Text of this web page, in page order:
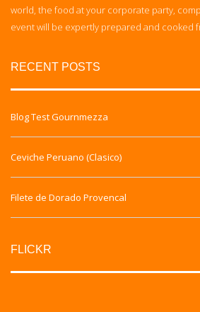
world, the food at your corporate party,
event will be expertly prepared and cooked
RECENT POSTS
Blog Test Gournmezza
Ceviche Peruano (Clasico)
Filete de Dorado Provencal
FLICKR